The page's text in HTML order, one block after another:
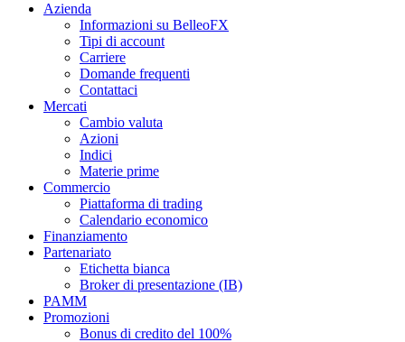
Azienda
Informazioni su BelleoFX
Tipi di account
Carriere
Domande frequenti
Contattaci
Mercati
Cambio valuta
Azioni
Indici
Materie prime
Commercio
Piattaforma di trading
Calendario economico
Finanziamento
Partenariato
Etichetta bianca
Broker di presentazione (IB)
PAMM
Promozioni
Bonus di credito del 100%